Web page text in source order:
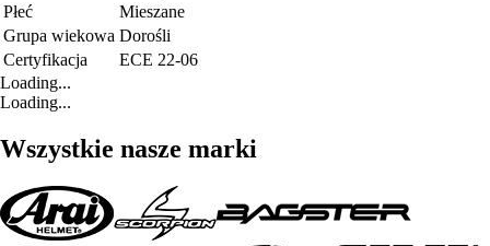
Płeć
Mieszane
Grupa wiekowa Dorośli
Certyfikacja
ECE 22-06
Loading...
Loading...
Wszystkie nasze marki